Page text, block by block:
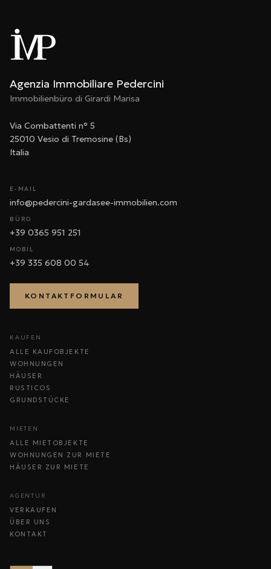
Agenzia Immobiliare Pedercini
Immobilienbüro di Girardi Marisa
Via Combattenti n° 5
25010 Vesio di Tremosine (Bs)
Italia
E-MAIL
info@pedercini-gardasee-immobilien.com
BÜRO
+39 0365 951 251
MOBIL
+39 335 608 00 54
KONTAKTFORMULAR
KAUFEN
ALLE KAUFOBJEKTE
WOHNUNGEN
HÄUSER
RUSTICOS
GRUNDSTÜCKE
MIETEN
ALLE MIETOBJEKTE
WOHNUNGEN ZUR MIETE
HÄUSER ZUR MIETE
AGENTUR
VERKAUFEN
ÜBER UNS
KONTAKT